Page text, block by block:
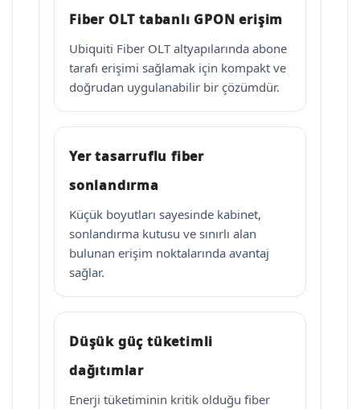
Fiber OLT tabanlı GPON erişim
Ubiquiti Fiber OLT altyapılarında abone
tarafı erişimi sağlamak için kompakt ve
doğrudan uygulanabilir bir çözümdür.
Yer tasarruflu fiber
sonlandırma
Küçük boyutları sayesinde kabinet,
sonlandırma kutusu ve sınırlı alan
bulunan erişim noktalarında avantaj
sağlar.
Düşük güç tüketimli
dağıtımlar
Enerji tüketiminin kritik olduğu fiber